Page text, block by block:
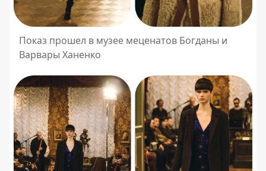
Показ прошел в музее меценатов Богданы и
Варвары Ханенко